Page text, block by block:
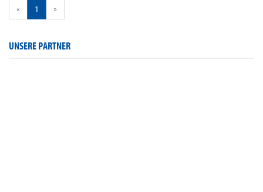
« 1 »
UNSERE PARTNER